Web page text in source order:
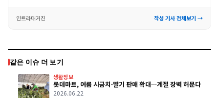
인트라매거진 작성 기사 전체보기 →
같은 이슈 더 보기
생활정보
롯데마트, 여름 시금치·딸기 판매 확대…계절 장벽 허문다
2026.06.22